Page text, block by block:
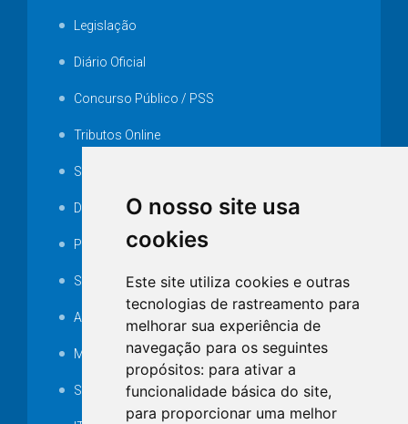
O nosso site usa
cookies
Este site utiliza cookies e outras
tecnologias de rastreamento para
melhorar sua experiência de
navegação para os seguintes
propósitos: para ativar a
funcionalidade básica do site,
para proporcionar uma melhor
Legislação
Diário Oficial
Concurso Público / PSS
Tributos Online
Serviços ISS-E
Decretos
Portarias
SAMAE
Audiência pública
MANUTENÇÃO DE ILUMINAÇÃO PÚBLICA
Serviços Técnicos TI